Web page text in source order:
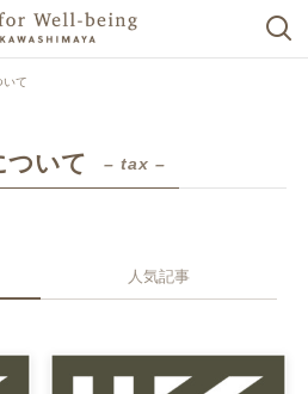
いて
ついて – tax –
人気記事